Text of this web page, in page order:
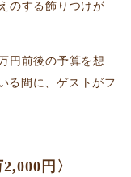
のする飾りつけが
円前後の予算を想
る間に、ゲストがフ
円〉